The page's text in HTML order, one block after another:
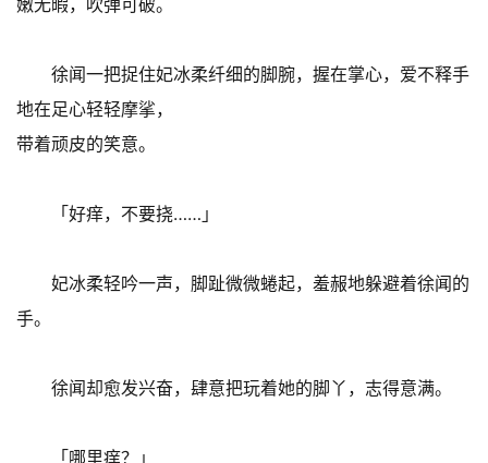
嫩无暇，吹弹可破。
徐闻一把捉住妃冰柔纤细的脚腕，握在掌心，爱不释手
地在足心轻轻摩挲，
带着顽皮的笑意。
「好痒，不要挠……」
妃冰柔轻吟一声，脚趾微微蜷起，羞赧地躲避着徐闻的
手。
徐闻却愈发兴奋，肆意把玩着她的脚丫，志得意满。
「哪里痒？」